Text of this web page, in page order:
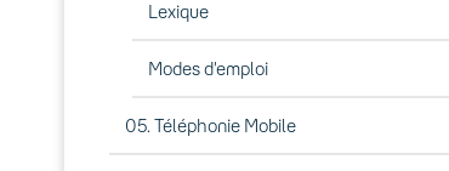
Lexique
Modes d’emploi
05. Téléphonie Mobile